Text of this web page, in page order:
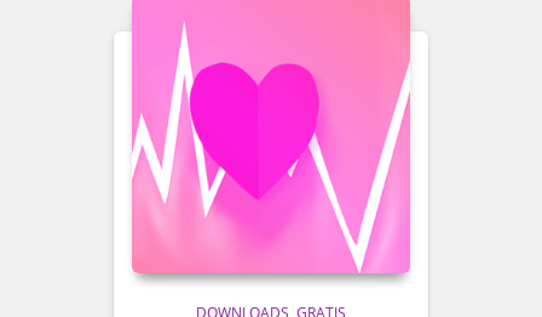
DOWNLOADS GRATIS